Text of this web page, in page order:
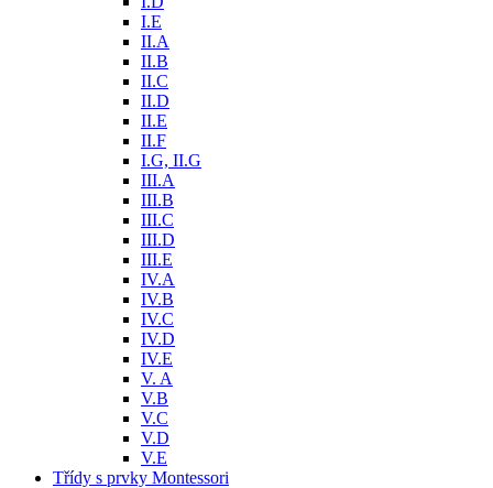
I.E
II.A
II.B
II.C
II.D
II.E
II.F
I.G, II.G
III.A
III.B
III.C
III.D
III.E
IV.A
IV.B
IV.C
IV.D
IV.E
V. A
V.B
V.C
V.D
V.E
Třídy s prvky Montessori